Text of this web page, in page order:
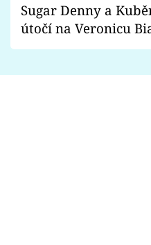
Sugar Denny a
útočí na Veronicu
Proč je podle nich